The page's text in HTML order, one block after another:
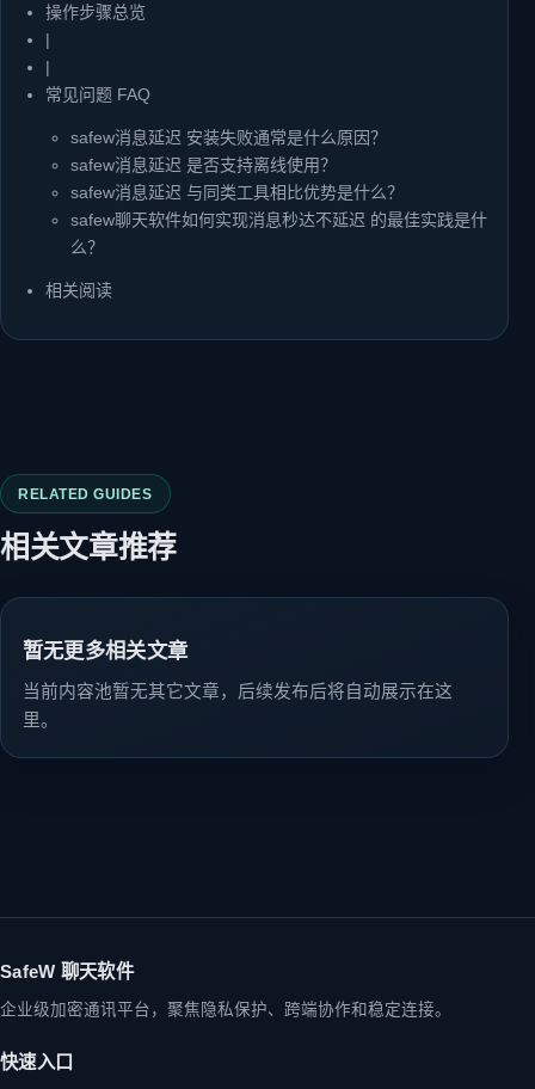
操作步骤总览
|
|
常见问题 FAQ
safew消息延迟 安装失败通常是什么原因？
safew消息延迟 是否支持离线使用？
safew消息延迟 与同类工具相比优势是什么？
safew聊天软件如何实现消息秒达不延迟 的最佳实践是什
么？
相关阅读
RELATED GUIDES
相关文章推荐
暂无更多相关文章
当前内容池暂无其它文章，后续发布后将自动展示在这
里。
SafeW 聊天软件
企业级加密通讯平台，聚焦隐私保护、跨端协作和稳定连接。
快速入口